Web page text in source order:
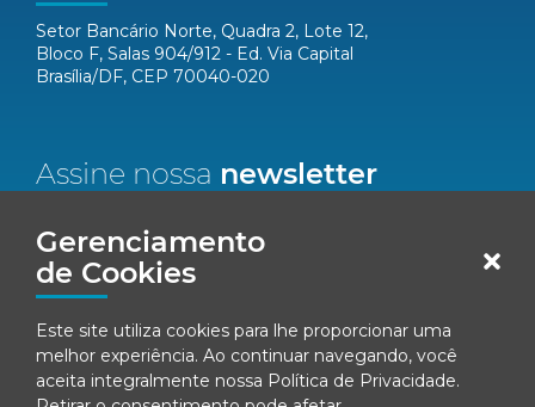
Gerenciamento
de Cookies
Este site utiliza cookies para lhe proporcionar uma
melhor experiência. Ao continuar navegando, você
aceita integralmente nossa Política de Privacidade.
Setor Bancário Norte, Quadra 2, Lote 12,
Bloco F, Salas 904/912 - Ed. Via Capital
Brasília/DF, CEP 70040-020
Assine nossa newsletter
Email*
Concordo em receber comunicações da Fenacon.